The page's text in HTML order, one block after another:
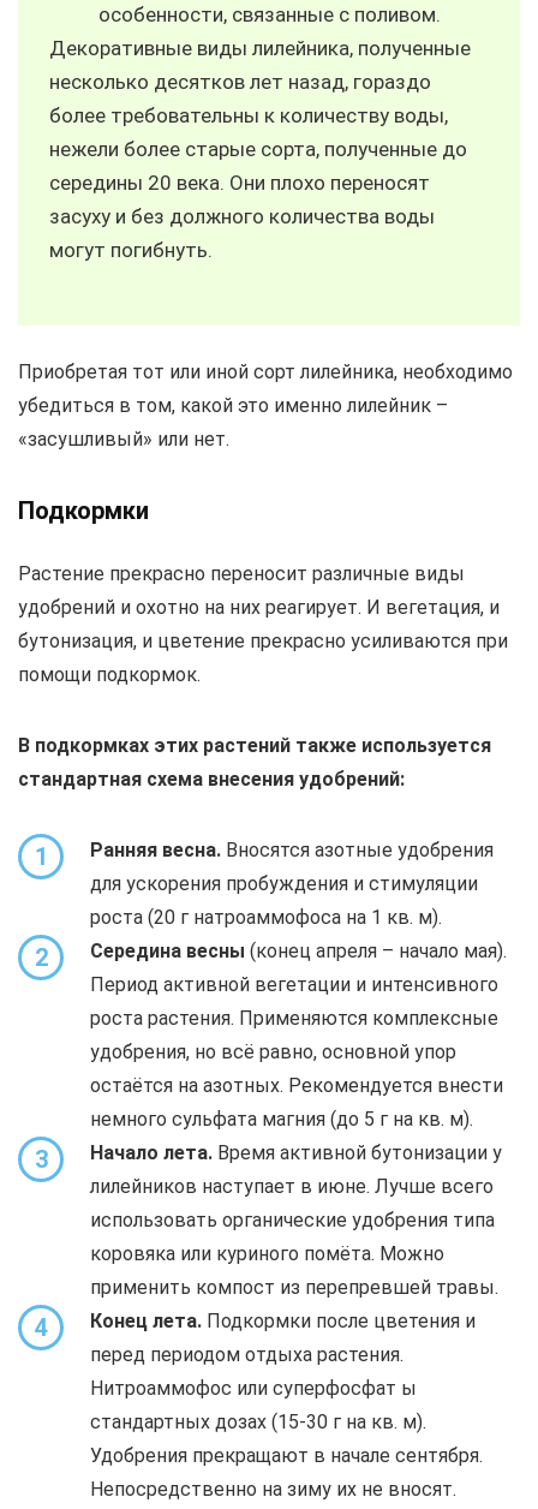
особенности, связанные с поливом.
Декоративные виды лилейника, полученные
несколько десятков лет назад, гораздо
более требовательны к количеству воды,
нежели более старые сорта, полученные до
середины 20 века. Они плохо переносят
засуху и без должного количества воды
могут погибнуть.
Приобретая тот или иной сорт лилейника, необходимо
убедиться в том, какой это именно лилейник –
«засушливый» или нет.
Подкормки
Растение прекрасно переносит различные виды
удобрений и охотно на них реагирует. И вегетация, и
бутонизация, и цветение прекрасно усиливаются при
помощи подкормок.
В подкормках этих растений также используется
стандартная схема внесения удобрений:
1 Ранняя весна. Вносятся азотные удобрения
для ускорения пробуждения и стимуляции
роста (20 г натроаммофоса на 1 кв. м).
2 Середина весны (конец апреля – начало мая).
Период активной вегетации и интенсивного
роста растения. Применяются комплексные
удобрения, но всё равно, основной упор
остаётся на азотных. Рекомендуется внести
немного сульфата магния (до 5 г на кв. м).
3 Начало лета. Время активной бутонизации у
лилейников наступает в июне. Лучше всего
использовать органические удобрения типа
коровяка или куриного помёта. Можно
применить компост из перепревшей травы.
4 Конец лета. Подкормки после цветения и
перед периодом отдыха растения.
Нитроаммофос или суперфосфат ы
стандартных дозах (15-30 г на кв. м).
Удобрения прекращают в начале сентября.
Непосредственно на зиму их не вносят.